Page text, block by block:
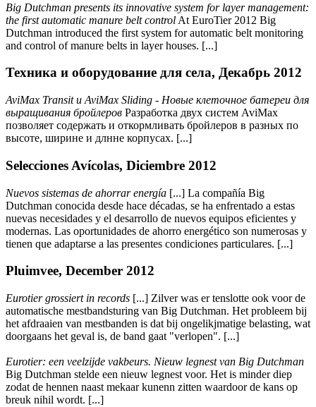
Big Dutchman presents its innovative system for layer management:
the first automatic manure belt control At EuroTier 2012 Big
Dutchman introduced the first system for automatic belt monitoring
and control of manure belts in layer houses. [...]
Техника и оборудование для села, Декабрь 2012
AviMax Transit и AviMax Sliding - Новые клеточное батереи для
выращивания бройлеров Разработка двух систем AviMax
позволяет содержать и откормливать бройлеров в разных по
высоте, ширине и длнне корпусах. [...]
Selecciones Avícolas, Diciembre 2012
Nuevos sistemas de ahorrar energía [...] La compañía Big
Dutchman conocida desde hace décadas, se ha enfrentado a estas
nuevas necesidades y el desarrollo de nuevos equipos eficientes y
modernas. Las oportunidades de ahorro energético son numerosas y
tienen que adaptarse a las presentes condiciones particulares. [...]
Pluimvee, December 2012
Eurotier grossiert in records [...] Zilver was er tenslotte ook voor de
automatische mestbandsturing van Big Dutchman. Het probleem bij
het afdraaien van mestbanden is dat bij ongelikjmatige belasting, wat
doorgaans het geval is, de band gaat "verlopen". [...]
Eurotier: een veelzijde vakbeurs. Nieuw legnest van Big Dutchman
Big Dutchman stelde een nieuw legnest voor. Het is minder diep
zodat de hennen naast mekaar kunenn zitten waardoor de kans op
breuk nihil wordt. [...]